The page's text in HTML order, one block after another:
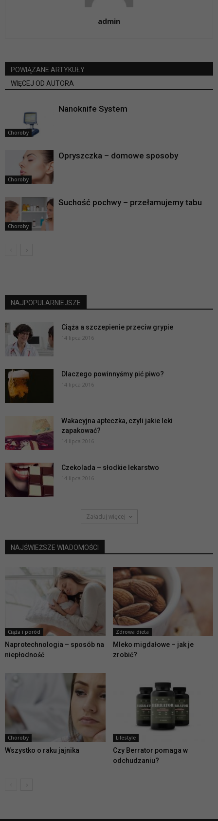
admin
POWIĄZANE ARTYKUŁY
WIĘCEJ OD AUTORA
Choroby
Nanoknife System
Choroby
Opryszczka – domowe sposoby
Choroby
Suchość pochwy – przełamujemy tabu
NAJPOPULARNIEJSZE
Ciąża a szczepienie przeciw grypie
14 lipca 2016
Dlaczego powinnyśmy pić piwo?
14 lipca 2016
Wakacyjna apteczka, czyli jakie leki
zapakować?
14 lipca 2016
Czekolada – słodkie lekarstwo
14 lipca 2016
Załaduj więcej
NAJŚWIEŻSZE WIADOMOŚCI
Ciąża i poród
Naprotechnologia – sposób na
niepłodność
Zdrowa dieta
Mleko migdałowe – jak je
zrobić?
Choroby
Wszystko o raku jajnika
Lifestyle
Czy Berrator pomaga w
odchudzaniu?